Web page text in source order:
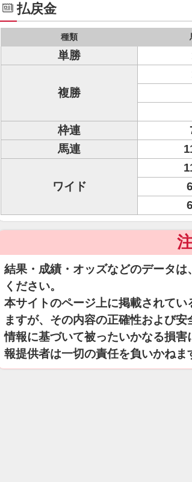
払戻金
種類
単勝
複勝
枠連
馬連
ワイド
結果・成績・オッズなどのデータ
ください。
本サイトのページ上に掲載されて
ますが、その内容の正確性および
情報に基づいて被ったいかなる損
報提供者は一切の責任を負いかねま